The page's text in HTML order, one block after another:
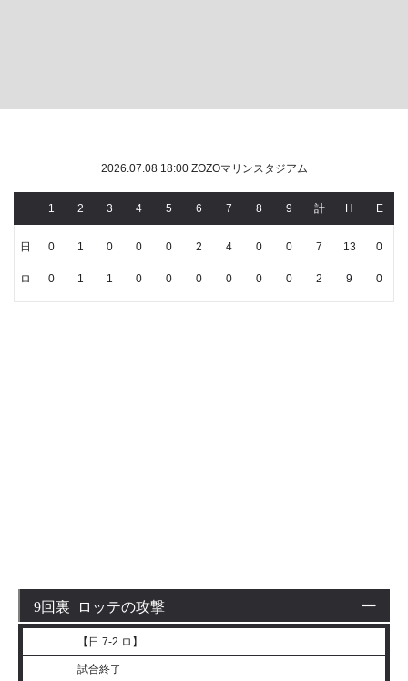
2026.07.08 18:00 ZOZOマリンスタジアム
1 2 3 4 5 6 7 8 9 計 H E
日 0 1 0 0 0 2 4 0 0 7 13 0
ロ 0 1 1 0 0 0 0 0 0 2 9 0
9回裏 ロッテの攻撃
【日 7-2 ロ】
試合終了